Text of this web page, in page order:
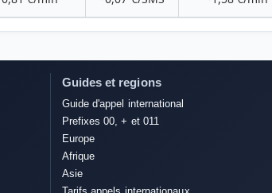
Guides et regions
Guide d'appel international
Prefixes 00, + et 011
Europe
Afrique
Asie